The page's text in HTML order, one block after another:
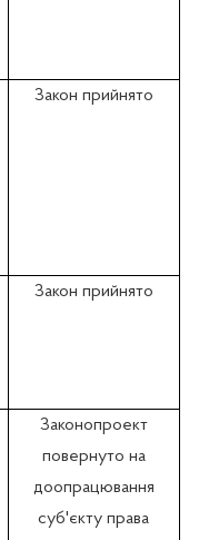
Закон прийнято
Закон прийнято
Законопроект
повернуто на
доопрацювання
суб'єкту права